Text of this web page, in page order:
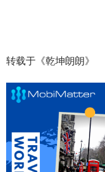
转载于《乾坤朗朗》